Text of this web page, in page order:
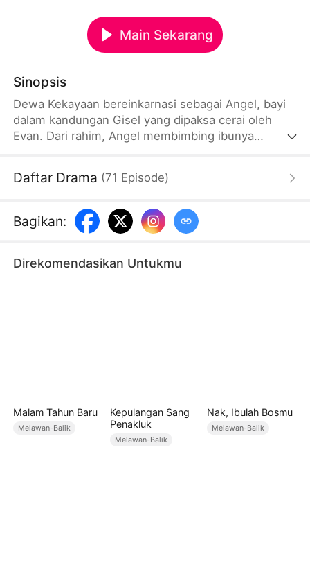
Main Sekarang
Sinopsis
Dewa Kekayaan bereinkarnasi sebagai Angel, bayi
dalam kandungan Gisel yang dipaksa cerai oleh
Evan. Dari rahim, Angel membimbing ibunya
depan publik. Ibu dan anak bersatu, membalas
Daftar Drama (71 Episode)
Bagikan:
Direkomendasikan Untukmu
Malam Tahun Baru
Melawan-Balik
Kepulangan Sang
Penakluk
Melawan-Balik
Nak, Ibulah Bosmu
Melawan-Balik